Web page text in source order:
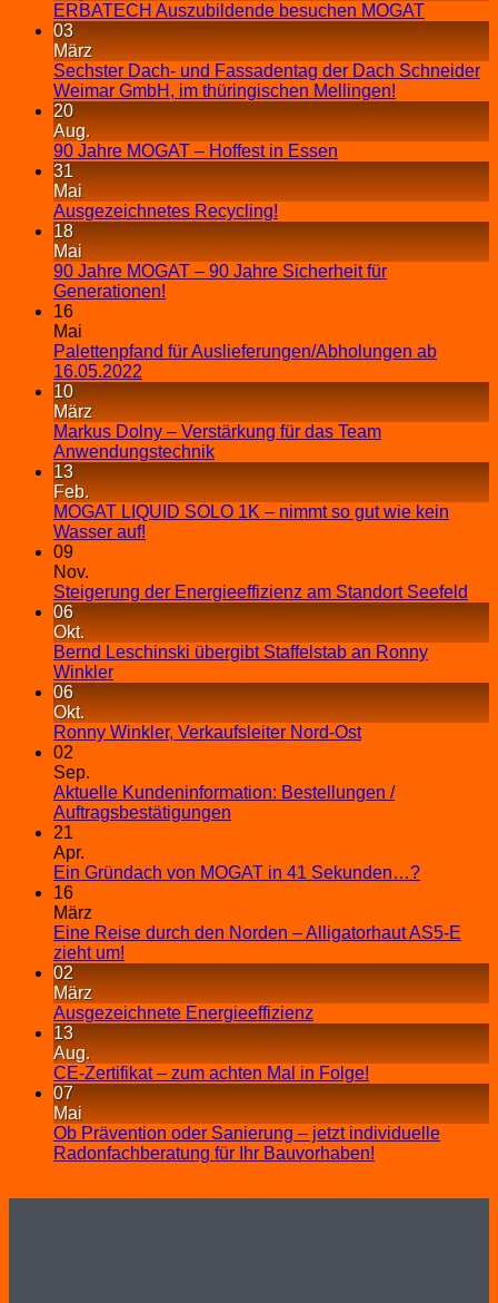
ERBATECH Auszubildende besuchen MOGAT
03
März
Sechster Dach- und Fassadentag der Dach Schneider
Weimar GmbH, im thüringischen Mellingen!
20
Aug.
90 Jahre MOGAT – Hoffest in Essen
31
Mai
Ausgezeichnetes Recycling!
18
Mai
90 Jahre MOGAT – 90 Jahre Sicherheit für
Generationen!
16
Mai
Palettenpfand für Auslieferungen/Abholungen ab
16.05.2022
10
März
Markus Dolny – Verstärkung für das Team
Anwendungstechnik
13
Feb.
MOGAT LIQUID SOLO 1K – nimmt so gut wie kein
Wasser auf!
09
Nov.
Steigerung der Energieeffizienz am Standort Seefeld
06
Okt.
Bernd Leschinski übergibt Staffelstab an Ronny
Winkler
06
Okt.
Ronny Winkler, Verkaufsleiter Nord-Ost
02
Sep.
Aktuelle Kundeninformation: Bestellungen /
Auftragsbestätigungen
21
Apr.
Ein Gründach von MOGAT in 41 Sekunden…?
16
März
Eine Reise durch den Norden – Alligatorhaut AS5-E
zieht um!
02
März
Ausgezeichnete Energieeffizienz
13
Aug.
CE-Zertifikat – zum achten Mal in Folge!
07
Mai
Ob Prävention oder Sanierung – jetzt individuelle
Radonfachberatung für Ihr Bauvorhaben!